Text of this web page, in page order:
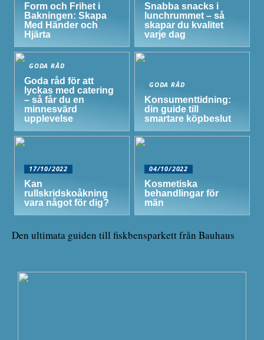
Form och Frihet i
Bakningen: Skapa
Med Händer och
Hjärta
Snabba snacks i
lunchrummet – så
skapar du kvalitet
varje dag
GODA RÅD
Goda råd för att
lyckas med catering
– så får du en
minnesvärd
upplevelse
GODA RÅD
Konsumenttidning:
din guide till
smartare köpbeslut
17/10/2022
Kan
rullskridskoåkning
vara något för dig?
04/10/2022
Kosmetiska
behandlingar för
män
Den ultimata guiden till fiskbensparkett från Bauhaus